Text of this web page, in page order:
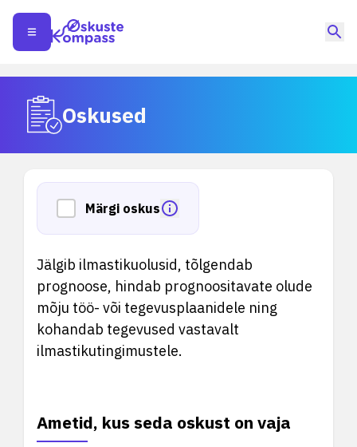
Oskused
Märgi oskus
Jälgib ilmastikuolusid, tõlgendab
prognoose, hindab prognoositavate olude
mõju töö- või tegevusplaanidele ning
kohandab tegevused vastavalt
ilmastikutingimustele.
Ametid, kus seda oskust on vaja